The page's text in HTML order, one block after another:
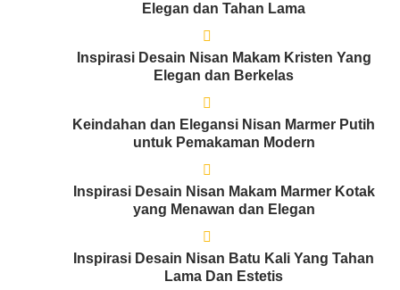
Elegan dan Tahan Lama
Inspirasi Desain Nisan Makam Kristen Yang
Elegan dan Berkelas
Keindahan dan Elegansi Nisan Marmer Putih
untuk Pemakaman Modern
Inspirasi Desain Nisan Makam Marmer Kotak
yang Menawan dan Elegan
Inspirasi Desain Nisan Batu Kali Yang Tahan
Lama Dan Estetis